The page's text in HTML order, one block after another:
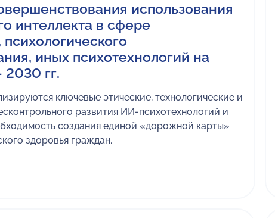
использования
интеллекта в сфере
иных психотехнологий на
гг.
ключевые этические, технологические и
развития ИИ-психотехнологий и
создания единой «дорожной карты»
здоровья граждан.